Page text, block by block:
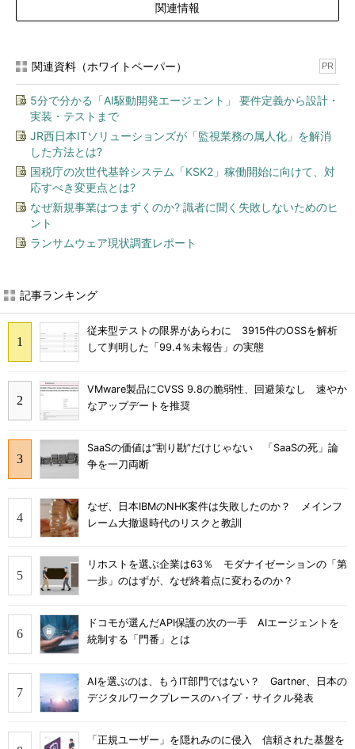
関連情報
関連資料（ホワイトペーパー） PR
5分で分かる「AI駆動開発エージェント」 要件定義から設計・
実装・テストまで
JR西日本ITソリューションズが「監視業務の属人化」を解消
した方法とは?
国税庁の次世代基幹システム「KSK2」稼働開始に向けて、対
応すべき変更点とは?
なぜ新規事業はつまずくのか? 識者に聞く失敗しないためのヒ
ント
ランサムウェア現状調査レポート
記事ランキング
従来型テストの限界があらわに 3915件のOSSを解析
して判明した「99.4％未報告」の実態
VMware製品にCVSS 9.8の脆弱性、回避策なし 速やか
なアップデートを推奨
SaaSの価値は“割り勘”だけじゃない 「SaaSの死」論
争を一刀両断
なぜ、日本IBMのNHK案件は失敗したのか？ メインフ
レーム大撤退時代のリスクと教訓
リホストを選ぶ企業は63％ モダナイゼーションの「第
一歩」のはずが、なぜ終着点に変わるのか？
ドコモが選んだAPI保護の次の一手 AIエージェントを
統制する「門番」とは
AIを選ぶのは、もうIT部門ではない？ Gartner、日本の
デジタルワークプレースのハイプ・サイクル発表
「正規ユーザー」を隠れみのに侵入 信頼された基盤を